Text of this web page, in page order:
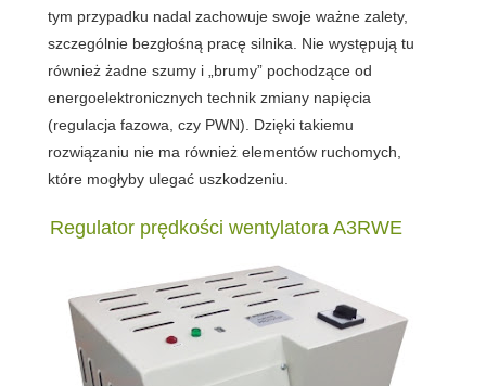
tym przypadku nadal zachowuje swoje ważne zalety,
szczególnie bezgłośną pracę silnika. Nie występują tu
również żadne szumy i „brumy” pochodzące od
energoelektronicznych technik zmiany napięcia
(regulacja fazowa, czy PWN). Dzięki takiemu
rozwiązaniu nie ma również elementów ruchomych,
które mogłyby ulegać uszkodzeniu.
Regulator prędkości wentylatora A3RWE